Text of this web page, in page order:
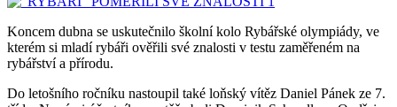
Koncem dubna se uskutečnilo školní kolo Rybářské olympiády, ve
kterém si mladí rybáři ověřili své znalosti v testu zaměřeném na
rybářství a přírodu.
Do letošního ročníku nastoupil také loňský vítěz Daniel Pánek ze 7.